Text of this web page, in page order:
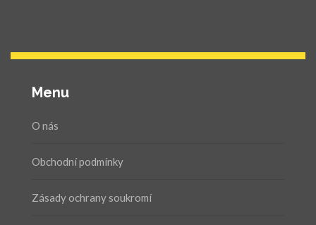
Menu
O nás
Obchodní podmínky
Zásady ochrany soukromí